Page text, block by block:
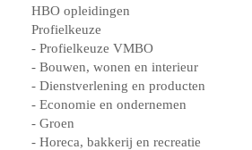
HBO opleidingen
Profielkeuze
- Profielkeuze VMBO
- Bouwen, wonen en interieur
- Dienstverlening en producten
- Economie en ondernemen
- Groen
- Horeca, bakkerij en recreatie